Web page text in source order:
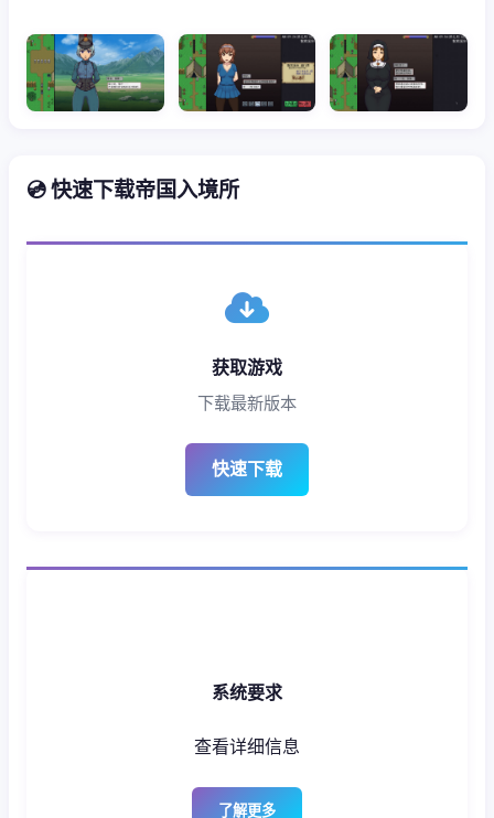
💿 快速下载帝国入境所
获取游戏
下载最新版本
快速下载
系统要求
查看详细信息
了解更多